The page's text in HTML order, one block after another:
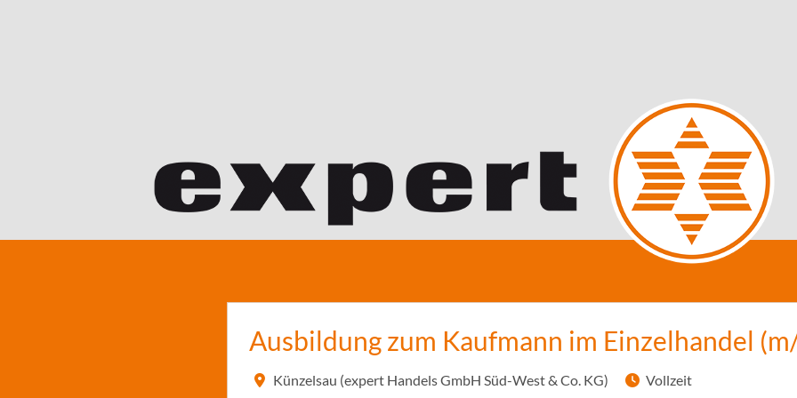
Ausbildung zum Kaufmann im Einzelhandel
Künzelsau (expert Handels GmbH Süd-West & Co. KG) Vollzeit